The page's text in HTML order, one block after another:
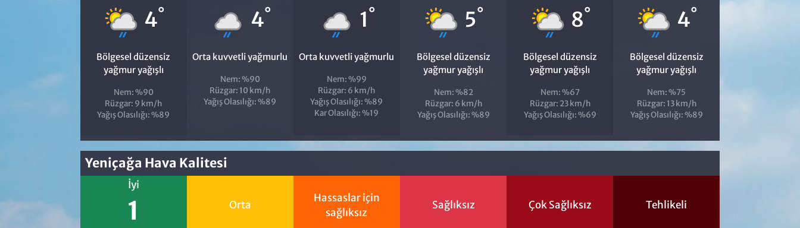
4°
Bölgesel düzensiz
yağmur yağışlı
Nem: %90
Rüzgar: 9 km/h
Yağış Olasılığı: %89
4°
Orta kuvvetli yağmurlu
Nem: %90
Rüzgar: 10 km/h
Yağış Olasılığı: %89
1°
Orta kuvvetli yağmurlu
Nem: %99
Rüzgar: 6 km/h
Yağış Olasılığı: %89
Kar Olasılığı: %19
5°
Bölgesel düzensiz
yağmur yağışlı
Nem: %82
Rüzgar: 6 km/h
Yağış Olasılığı: %89
8°
Bölgesel düzensiz
yağmur yağışlı
Nem: %67
Rüzgar: 23 km/h
Yağış Olasılığı: %69
4°
Bölgesel düzensiz
yağmur yağışlı
Nem: %75
Rüzgar: 13 km/h
Yağış Olasılığı: %89
Yeniçağa Hava Kalitesi
İyi
1 Orta
Hassaslar için
sağlıksız
Sağlıksız Çok Sağlıksız Tehlikeli